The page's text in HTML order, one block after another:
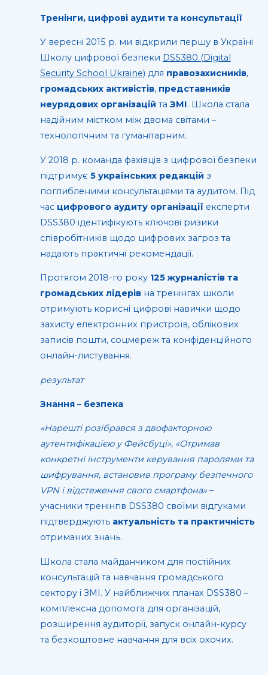
Тренінги, цифрові аудити та консультації
У вересні 2015 р. ми відкрили першу в Україні
Школу цифрової безпеки DSS380 (Digital
Security School Ukraine) для правозахисників,
громадських активістів, представників
неурядових організацій та ЗМІ. Школа стала
надійним містком між двома світами –
технологічним та гуманітарним.
У 2018 р. команда фахівців з цифрової безпеки
підтримує 5 українських редакцій з
поглибленими консультаціями та аудитом. Під
час цифрового аудиту організаціїексперти
DSS380 ідентифікують ключові ризики
співробітників щодо цифрових загроз та
надають практичні рекомендації.
Протягом 2018-го року 125 журналістів та
громадських лідерівна тренінгах школи
отримують корисні цифрові навички щодо
захисту електронних пристроїв, облікових
записів пошти, соцмереж та конфіденційного
онлайн-листування.
результат
Знання – безпека
«Нарешті розібрався з двофакторною
аутентифікацією у Фейсбуці», «Отримав
конкретні інструменти керування паролями та
шифрування, встановив програму безпечного
VPN і відстеження свого смартфона»–
учасники тренінгів DSS380 своїми відгуками
підтверджують актуальність та практичність
отриманих знань.
Школа стала майданчиком для постійних
консультацій та навчання громадського
сектору і ЗМІ. У найближчих планах DSS380 –
комплексна допомога для організацій,
розширення аудиторії, запуск онлайн-курсу
та безкоштовне навчання для всіх охочих.